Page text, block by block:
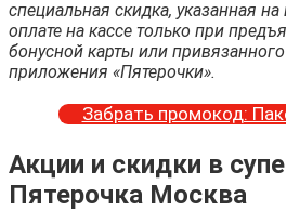
специальная скидка, указанная
оплате на кассе только при
бонусной карты или
приложения «Пятерочки».
Забрать промокод:
Акции и скидки в
Пятерочка Москва